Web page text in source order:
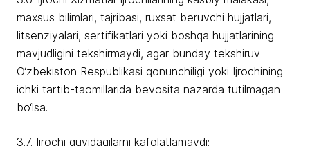
maxsus bilimlari, tajribasi, ruxsat beruvchi hujjatlari,
litsenziyalari, sertifikatlari yoki boshqa hujjatlarining
mavjudligini tekshirmaydi, agar bunday tekshiruv
O‘zbekiston Respublikasi qonunchiligi yoki Ijrochining
ichki tartib-taomillarida bevosita nazarda tutilmagan
bo‘lsa.
3.7. Ijrochi quyidagilarni kafolatlamaydi: